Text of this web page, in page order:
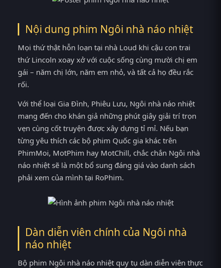
Nội dung phim Ngôi nhà náo nhiệt
Mọi thứ thật hỗn loạn tại nhà Loud khi cậu con trai
thứ Lincoln xoay xở với cuộc sống cùng mười chị em
gái – năm chị lớn, năm em nhỏ, và tất cả họ đều rắc
rối.
Với thể loại Gia Đình, Phiêu Lưu, Ngôi nhà náo nhiệt
mang đến cho khán giả những phút giây giải trí trọn
vẹn cùng cốt truyện được xây dựng tỉ mỉ. Nếu bạn
từng yêu thích các bộ phim Quốc gia khác trên
PhimMoi, MotPhim hay MotChill, chắc chắn Ngôi nhà
náo nhiệt sẽ là một bổ sung đáng giá vào danh sách
phải xem của mình tại RoPhim.
Dàn diễn viên chính của Ngôi nhà
náo nhiệt
Bộ phim Ngôi nhà náo nhiệt quy tụ dàn diễn viên thực